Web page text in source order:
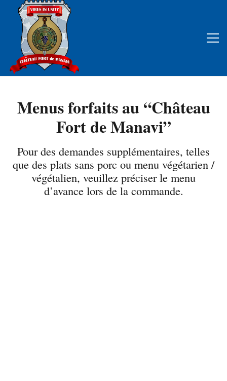
Menus forfaits au “Château
Fort de Manavi”
Pour des demandes supplémentaires, telles
que des plats sans porc ou menu végétarien /
végétalien, veuillez préciser le menu
d’avance lors de la commande.